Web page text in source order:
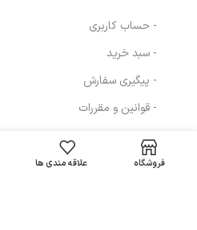
- حساب کاربری
- سبد خرید
- پیگیری سفارش
- قوانین و مقررات
مسیرهای ارتباطی
کرم مرطوب کننده دست
سینره حجم 65 میلی لیتر
فروشگاه علاقه مندی ها